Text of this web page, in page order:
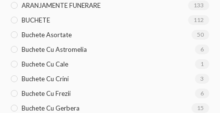
ARANJAMENTE FUNERARE 133
BUCHETE 112
Buchete Asortate 50
Buchete Cu Astromelia 6
Buchete Cu Cale 1
Buchete Cu Crini 3
Buchete Cu Frezii 6
Buchete Cu Gerbera 15